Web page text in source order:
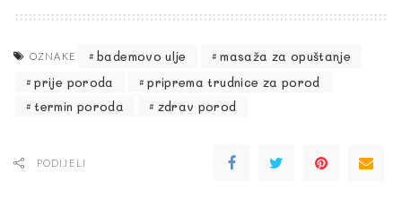
OZNAKE bademovo ulje
masaža za opuštanje
prije poroda
priprema trudnice za porod
termin poroda
zdrav porod
PODIJELI